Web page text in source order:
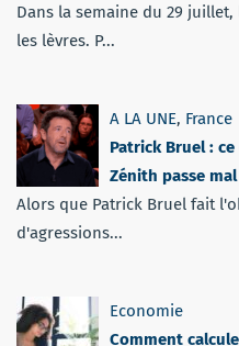
Dans la semaine du 29
les lèvres. P...
A LA UNE, France
Patrick Bruel :
Zénith passe mal
Alors que Patrick Bruel fait
d'agressions...
Economie
Comment